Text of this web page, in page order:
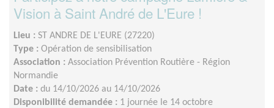
Vision à Saint André de L'Eure !
Lieu : ST ANDRE DE L'EURE (27220)
Type : Opération de sensibilisation
Association : Association Prévention Routière - Région
Normandie
Date : du 14/10/2026 au 14/10/2026
Disponibilité demandée : 1 journée le 14 octobre